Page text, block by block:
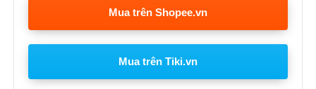
Mua trên Shopee.vn
Mua trên Tiki.vn